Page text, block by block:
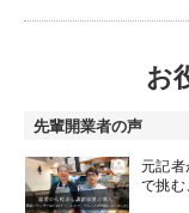
お
先輩開業者の声
元記
で挑